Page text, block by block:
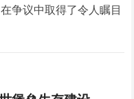
争议中取得了令人瞩目